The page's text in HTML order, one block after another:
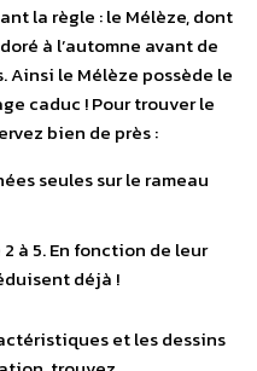
la règle : le Mélèze, dont
à l’automne avant de
Ainsi le Mélèze possède le
caduc ! Pour trouver le
bien de près :
seules sur le rameau
à 5. En fonction de leur
déjà !
et les dessins